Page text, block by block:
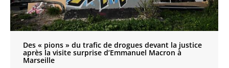
Des « pions » du trafic de drogues devant la justice
après la visite surprise d’Emmanuel Macron à
Marseille